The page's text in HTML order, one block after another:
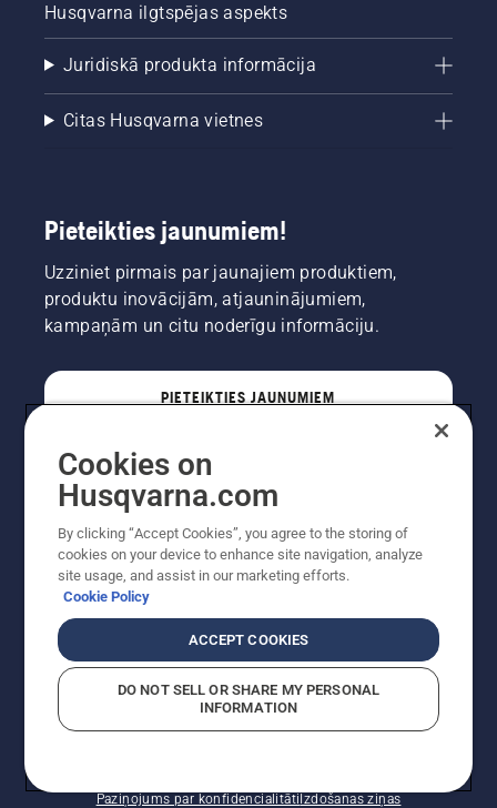
Husqvarna ilgtspējas aspekts
Juridiskā produkta informācija
Citas Husqvarna vietnes
Pieteikties jaunumiem!
Uzziniet pirmais par jaunajiem produktiem,
produktu inovācijām, atjauninājumiem,
kampaņām un citu noderīgu informāciju.
PIETEIKTIES JAUNUMIEM
PROFESIONĀLIS
Autortiesības — 2022 Husqvarna AB (publ). Visas
Paziņojums par konfidencialitātiIzdošanas ziņas
Cookies on
Husqvarna.com
By clicking “Accept Cookies”, you agree to the storing of
cookies on your device to enhance site navigation, analyze
site usage, and assist in our marketing efforts.
Cookie Policy
ACCEPT COOKIES
DO NOT SELL OR SHARE MY PERSONAL
INFORMATION